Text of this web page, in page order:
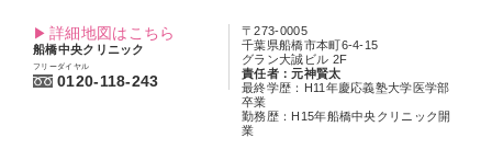
詳細地図はこちら
船橋中央クリニック
フリーダイヤル
0120-118-243
〒273-0005
千葉県船橋市本町6-4-15
グラン大誠ビル 2F
責任者：元神賢太
最終学歴：H11年慶応義塾大学医学部
卒業
勤務歴：H15年船橋中央クリニック開
業